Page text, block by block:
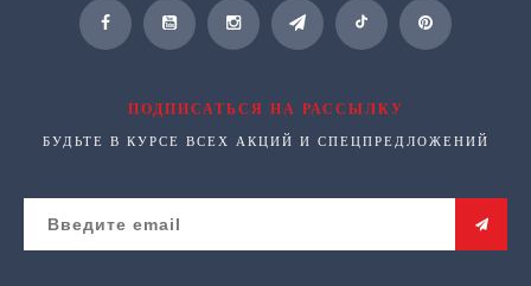
ПОДПИСАТЬСЯ НА РАССЫЛКУ
БУДЬТЕ В КУРСЕ ВСЕХ АКЦИЙ И СПЕЦПРЕДЛОЖЕНИЙ